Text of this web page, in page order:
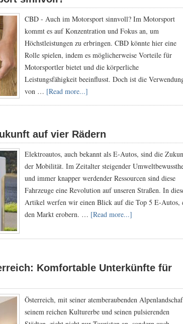
CBD - Auch im Motorsport sinnvoll? Im Motorsport
kommt es auf Konzentration und Fokus an, um
Höchstleistungen zu erbringen. CBD könnte hier eine
Rolle spielen, indem es möglicherweise Vorteile für
Motorsportler bietet und die körperliche
Leistungsfähigkeit beeinflusst. Doch ist die
von … [Read more...]
auf vier Rädern
Elektroautos, auch bekannt als E-Autos, sind die
der Mobilität. Im Zeitalter steigender
und immer knapper werdender Ressourcen sind diese
Fahrzeuge eine Revolution auf unseren Straßen. In
Artikel werfen wir einen Blick auf die Top 5 E-Autos,
den Markt erobern. … [Read more...]
Komfortable Unterkünfte für
Österreich, mit seiner atemberaubenden
seinem reichen Kulturerbe und seinen pulsierenden